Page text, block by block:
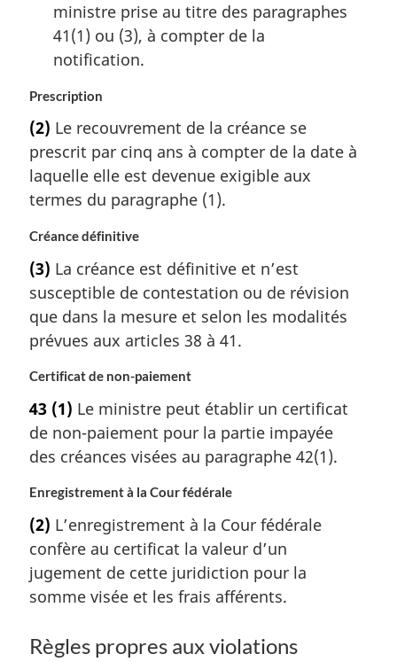
ministre prise au titre des paragraphes
41(1) ou (3), à compter de la
notification.
Prescription
(2) Le recouvrement de la créance se
prescrit par cinq ans à compter de la date à
laquelle elle est devenue exigible aux
termes du paragraphe (1).
Créance définitive
(3) La créance est définitive et n’est
susceptible de contestation ou de révision
que dans la mesure et selon les modalités
prévues aux articles 38 à 41.
Certificat de non-paiement
43 (1) Le ministre peut établir un certificat
de non-paiement pour la partie impayée
des créances visées au paragraphe 42(1).
Enregistrement à la Cour fédérale
(2) L’enregistrement à la Cour fédérale
confère au certificat la valeur d’un
jugement de cette juridiction pour la
somme visée et les frais afférents.
Règles propres aux violations